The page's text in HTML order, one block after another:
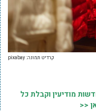
קרדיט תמונה: pixabay
מודיעין וקבלת כל
<<